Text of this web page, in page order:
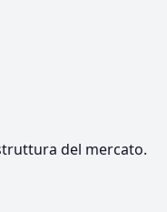
del mercato.